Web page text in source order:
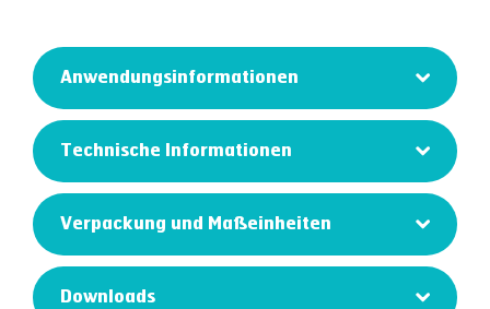
Anwendungsinformationen
Technische Informationen
Verpackung und Maßeinheiten
Downloads